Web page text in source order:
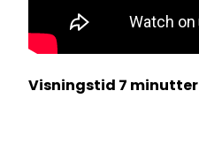
Visningstid 7 minutter